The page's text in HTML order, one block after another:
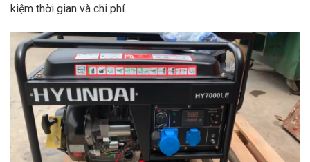
kiệm thời gian và chi phí.